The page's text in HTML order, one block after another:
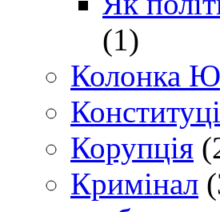
(1)
Колонка
Корупція
Кримінал